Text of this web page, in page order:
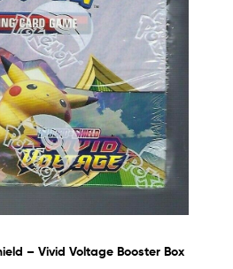
– Vivid Voltage Booster Box